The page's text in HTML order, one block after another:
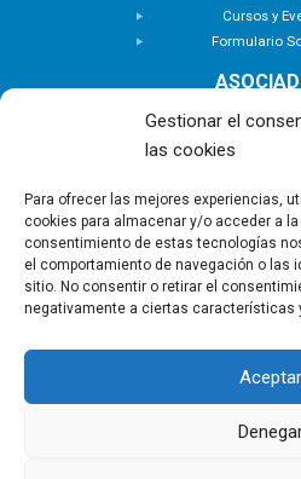
Gestionar el
las cookies
Para ofrecer las mejores experiencias,
cookies para almacenar y/o acceder a
consentimiento de estas tecnologías
el comportamiento de navegación o las
sitio. No consentir o retirar el
negativamente a ciertas características
Aceptar
Cursos y
Formulario
Zona
Notas de
Nuevas
Copyright © - Asociación
Política